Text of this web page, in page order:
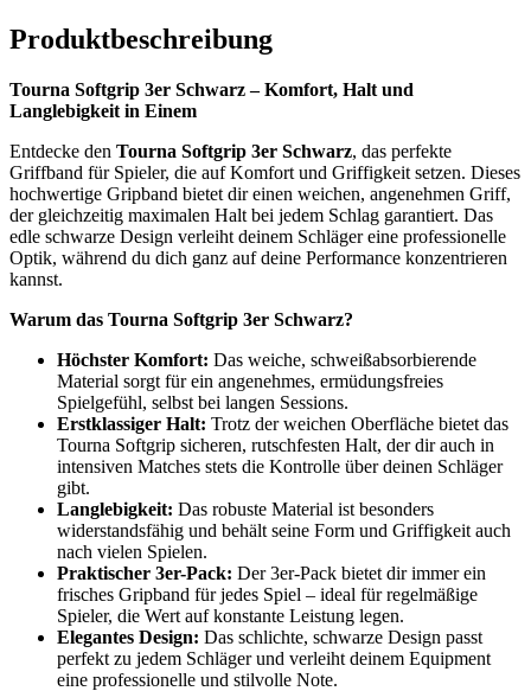
Produktbeschreibung
Tourna Softgrip 3er Schwarz – Komfort, Halt und
Langlebigkeit in Einem
Entdecke den Tourna Softgrip 3er Schwarz, das perfekte
Griffband für Spieler, die auf Komfort und Griffigkeit setzen. Dieses
hochwertige Gripband bietet dir einen weichen, angenehmen Griff,
der gleichzeitig maximalen Halt bei jedem Schlag garantiert. Das
edle schwarze Design verleiht deinem Schläger eine professionelle
Optik, während du dich ganz auf deine Performance konzentrieren
kannst.
Warum das Tourna Softgrip 3er Schwarz?
Höchster Komfort: Das weiche, schweißabsorbierende
Material sorgt für ein angenehmes, ermüdungsfreies
Spielgefühl, selbst bei langen Sessions.
Erstklassiger Halt: Trotz der weichen Oberfläche bietet das
Tourna Softgrip sicheren, rutschfesten Halt, der dir auch in
intensiven Matches stets die Kontrolle über deinen Schläger
gibt.
Langlebigkeit: Das robuste Material ist besonders
widerstandsfähig und behält seine Form und Griffigkeit auch
nach vielen Spielen.
Praktischer 3er-Pack: Der 3er-Pack bietet dir immer ein
frisches Gripband für jedes Spiel – ideal für regelmäßige
Spieler, die Wert auf konstante Leistung legen.
Elegantes Design: Das schlichte, schwarze Design passt
perfekt zu jedem Schläger und verleiht deinem Equipment
eine professionelle und stilvolle Note.